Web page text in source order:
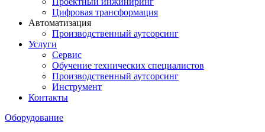
Цифровая трансформация
Автоматизация
Производственный аутсорсинг
Услуги
Сервис
Обучение технических специалистов
Производственный аутсорсинг
Инструмент
Контакты
Оборудование